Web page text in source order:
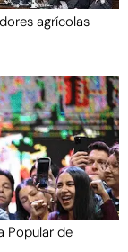
agrícolas
Popular de